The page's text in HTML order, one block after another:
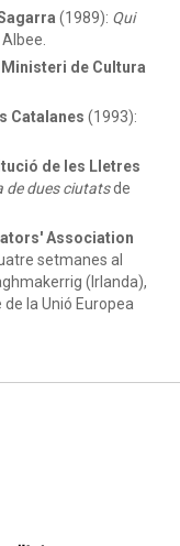
(1989): Qui
de Cultura
Catalanes (1993):
de les Lletres
de dues ciutatsde
Association
setmanes al
(Irlanda),
la Unió Europea